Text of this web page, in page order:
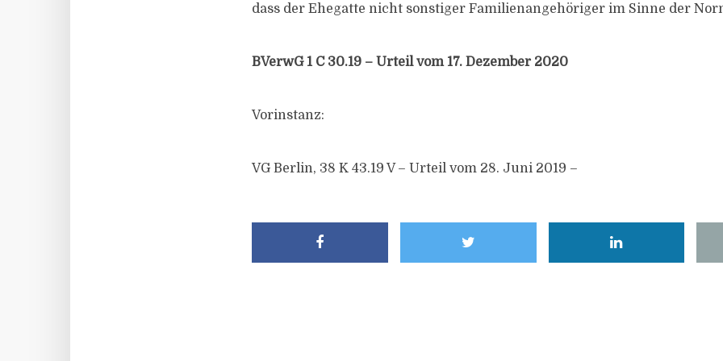
dass der Ehegatte nicht sonstiger Familienangehöriger im Sinne der
BVerwG 1 C 30.19 – Urteil vom 17. Dezember 2020
Vorinstanz:
VG Berlin, 38 K 43.19 V – Urteil vom 28. Juni 2019 –